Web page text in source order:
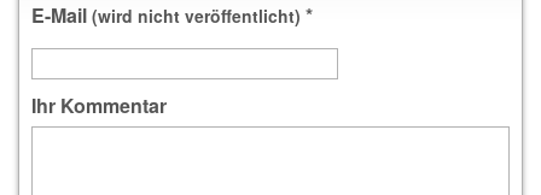
E-Mail (wird nicht veröffentlicht) *
Ihr Kommentar